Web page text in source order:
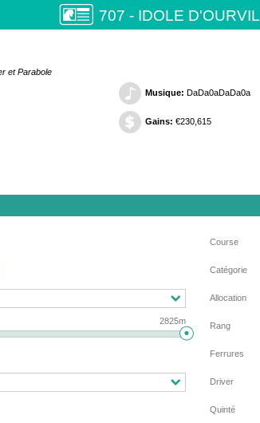
707 - IDOLE
et Parabole
Musique: DaDa0aDaDa0a
Gains: €230,615
2825m
Course
Catégorie
Allocation
Rang
Ferrures
Driver
Quinté